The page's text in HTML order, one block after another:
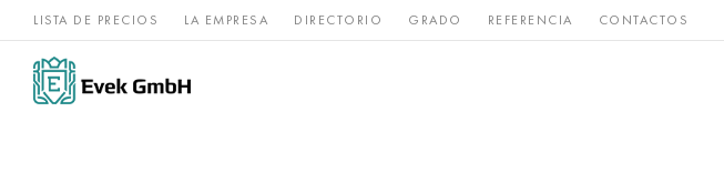
LISTA DE PRECIOS LA EMPRESA DIRECTORIO GRADO REFERENCIA CONTACTOS
Aleaciones de
níquel
acero Raro y